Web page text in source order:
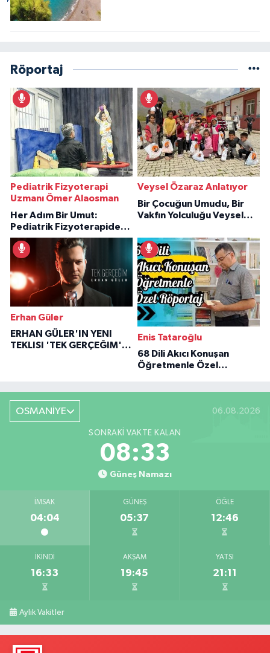
Röportaj
Pediatrik Fizyoterapi
Uzmanı Ömer Alaosman
Her Adım Bir Umut:
Pediatrik Fizyoterapiden
İlham Veren Hikâyeler
Veysel Özaraz Anlatıyor
Bir Çocuğun Umudu, Bir
Vakfın Yolculuğu Veysel
Erhan Güler
ERHAN GÜLER'IN YENI
TEKLISI 'TEK GERÇEĞIM'LE
Enis Tataroğlu
68 Dili Akıcı Konuşan
Öğretmenle Özel
OSMANİYE 06.08.2026
SONRAKI VAKTE KALAN
08:32
Güneş Namazı
İMSAK
04:04
GÜNEŞ
05:37
ÖĞLE
12:46
İKINDI
16:33
AKŞAM
19:45
YATSI
21:11
Aylık Vakitler